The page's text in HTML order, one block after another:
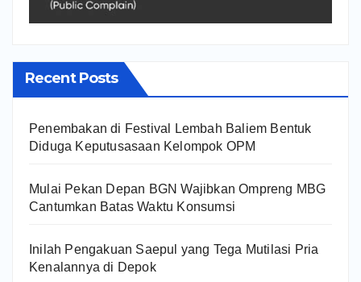
Recent Posts
Penembakan di Festival Lembah Baliem Bentuk
Diduga Keputusasaan Kelompok OPM
Mulai Pekan Depan BGN Wajibkan Ompreng MBG
Cantumkan Batas Waktu Konsumsi
Inilah Pengakuan Saepul yang Tega Mutilasi Pria
Kenalannya di Depok